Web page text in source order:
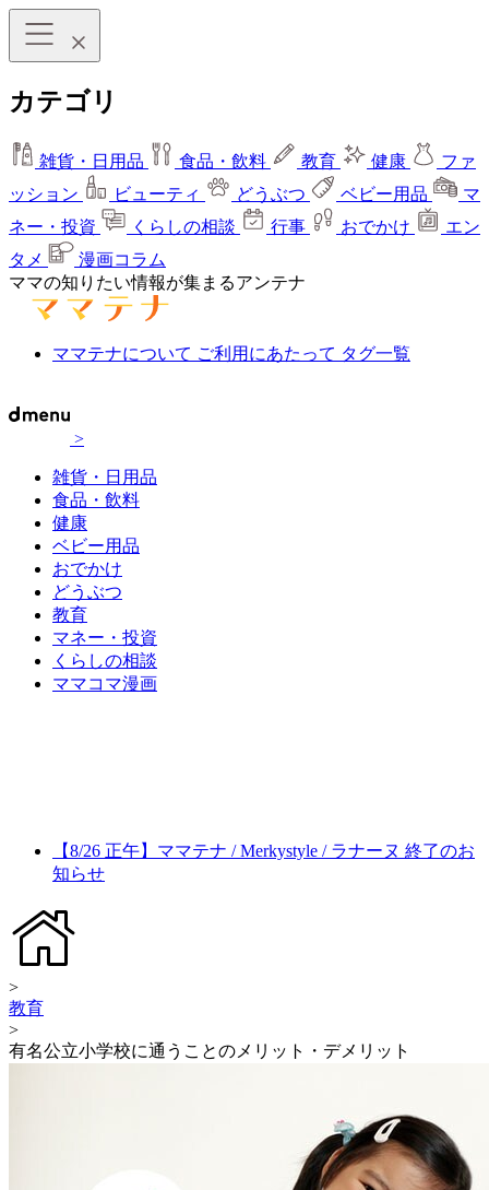
カテゴリ
雑貨・日用品 食品・飲料 教育 健康
ファ
ッション
ビューティ どうぶつ ベビー用品
マ
ネー・投資
くらしの相談 行事 おでかけ
エン
タメ
漫画コラム
ママの知りたい情報が集まるアンテナ
ママテナについて ご利用にあたって タグ一覧
>
雑貨・日用品
食品・飲料
健康
ベビー用品
おでかけ
どうぶつ
教育
マネー・投資
くらしの相談
ママコマ漫画
【8/26 正午】ママテナ / Merkystyle / ラナーヌ 終了のお
知らせ
>
教育
>
有名公立小学校に通うことのメリット・デメリット